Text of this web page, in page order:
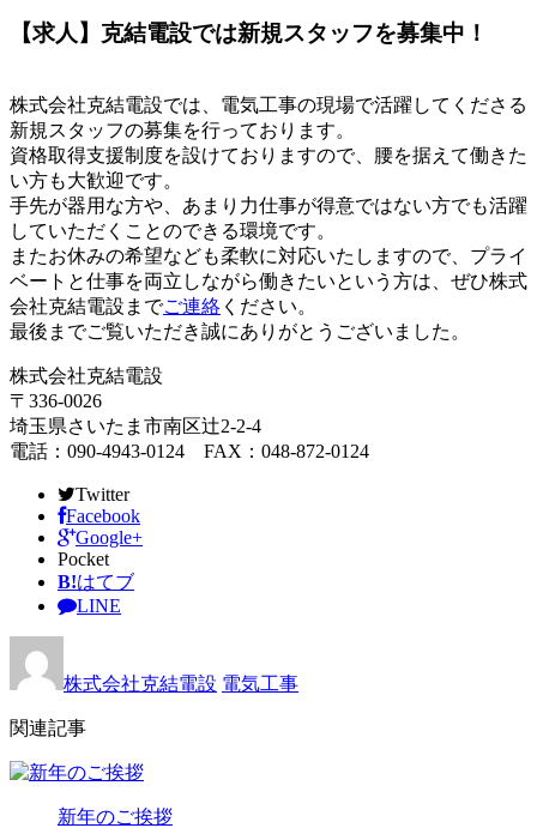
【求人】克結電設では新規スタッフを募集中！
株式会社克結電設では、電気工事の現場で活躍してくださる
新規スタッフの募集を行っております。
資格取得支援制度を設けておりますので、腰を据えて働きた
い方も大歓迎です。
手先が器用な方や、あまり力仕事が得意ではない方でも活躍
していただくことのできる環境です。
またお休みの希望なども柔軟に対応いたしますので、プライ
ベートと仕事を両立しながら働きたいという方は、ぜひ株式
会社克結電設までご連絡 ください。
最後までご覧いただき誠にありがとうございました。
株式会社克結電設
〒336-0026
埼玉県さいたま市南区辻2-2-4
電話：090-4943-0124 FAX：048-872-0124
Twitter
Facebook
Google+
Pocket
B!はてブ
LINE
株式会社克結電設 電気工事
関連記事
新年のご挨拶